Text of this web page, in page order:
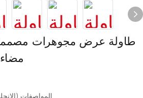
طاولة عرض مجوهرات
المواصفات